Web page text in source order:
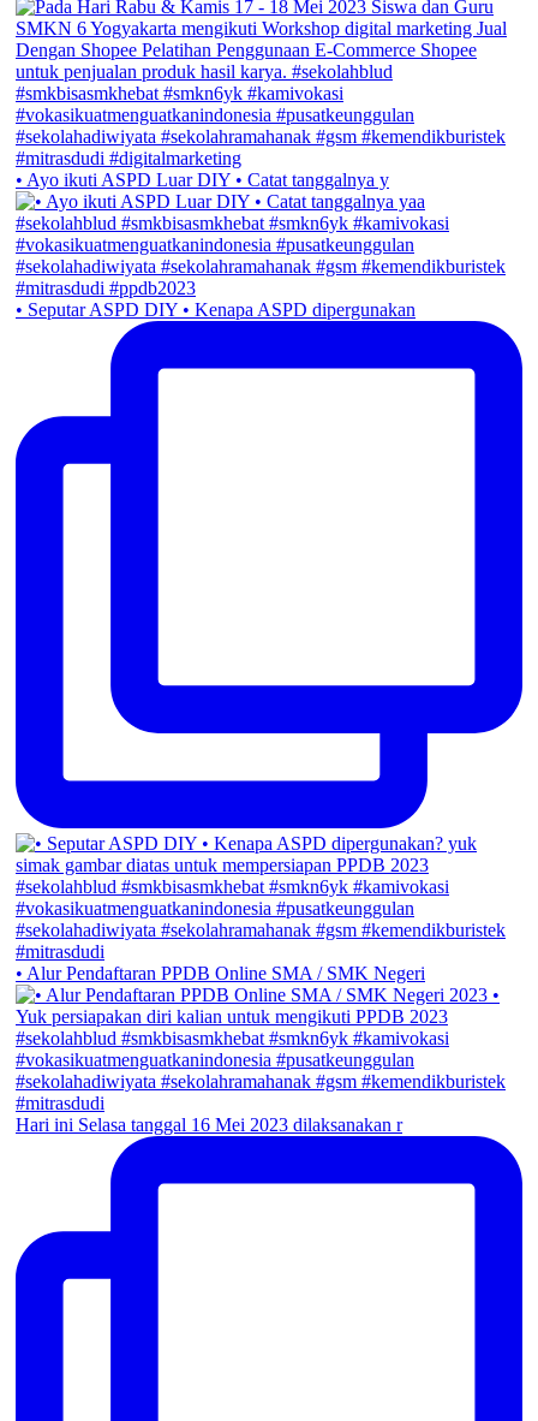
• Ayo ikuti ASPD Luar DIY • Catat tanggalnya y
• Seputar ASPD DIY • Kenapa ASPD dipergunakan
• Alur Pendaftaran PPDB Online SMA / SMK Negeri
Hari ini Selasa tanggal 16 Mei 2023 dilaksanakan r